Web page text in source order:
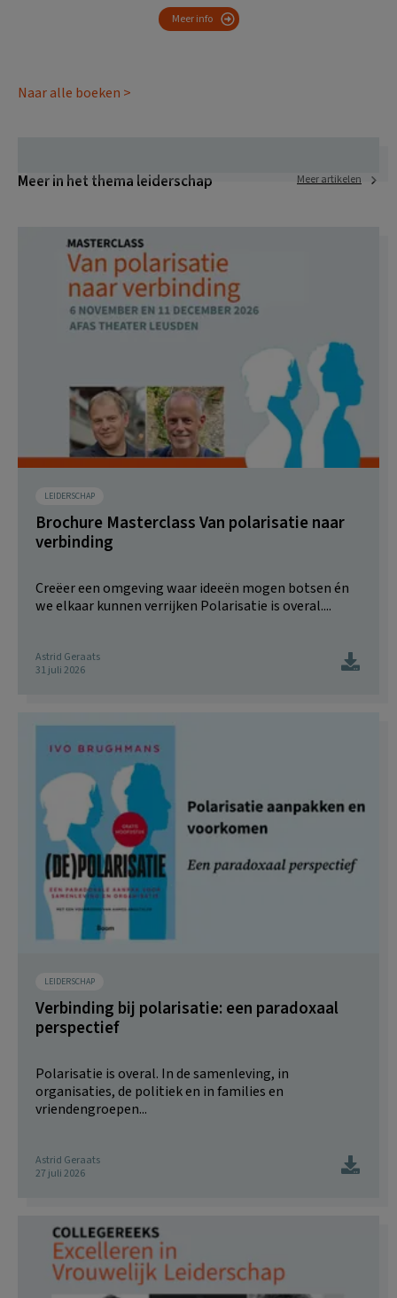
Meer info
Naar alle boeken >
Meer in het thema leiderschap Meer artikelen
LEIDERSCHAP
Brochure Masterclass Van polarisatie naar
verbinding
Creëer een omgeving waar ideeën mogen botsen én
we elkaar kunnen verrijken Polarisatie is overal....
Astrid Geraats
31 juli 2026
LEIDERSCHAP
Verbinding bij polarisatie: een paradoxaal
perspectief
Polarisatie is overal. In de samenleving, in
organisaties, de politiek en in families en
vriendengroepen...
Astrid Geraats
27 juli 2026